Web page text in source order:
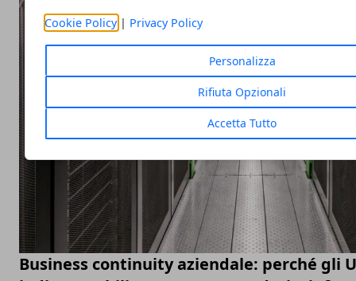
Cookie Policy| Privacy Policy
Personalizza
Rifiuta Opzionali
Accetta Tutto
Business continuity aziendale: perché gli